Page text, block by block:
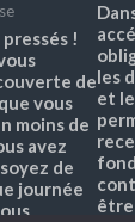
!
de
vous
moins de
avez
de
journée
les
et